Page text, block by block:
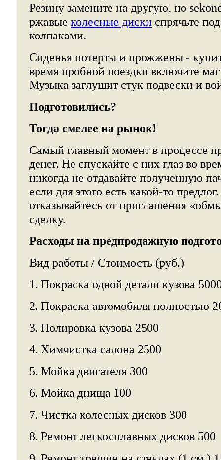
Резину замените на другую, но
ржавые колесные диски спрячьте
колпаками.
Сиденья потерты и прожжены -
время пробной поездки включите
Музыка заглушит стук подвески и
Подготовились?
Тогда смелее на рынок!
Самый главный момент в процессе
денег. Не спускайте с них глаз во
никогда не отдавайте полученную
если для этого есть какой-то
отказывайтесь от приглашения
сделку.
Расходы на предпродажную
Вид работы / Стоимость (руб.)
1. Покраска одной детали кузова
2. Покраска автомобиля полностью
3. Полировка кузова 2500
4. Химчистка салона 2500
5. Мойка двигателя 300
6. Мойка днища 100
7. Чистка колесных дисков 300
8. Ремонт легкосплавных дисков 500